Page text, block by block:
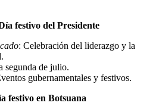
festivo del Presidente
: Celebración del liderazgo y la
segunda de julio.
gubernamentales y festivos.
festivo en Botsuana